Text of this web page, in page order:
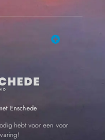
Enschede
hebt voor een voor